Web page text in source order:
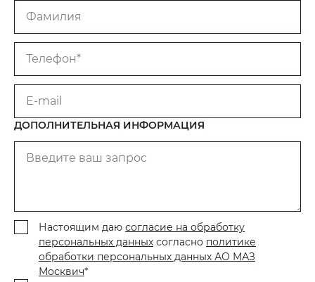
Фамилия
Телефон*
E-mail
ДОПОЛНИТЕЛЬНАЯ ИНФОРМАЦИЯ
Введите ваш запрос
Настоящим даю согласие на обработку
персональных данных согласно политике
обработки персональных данных АО МАЗ
Москвич*